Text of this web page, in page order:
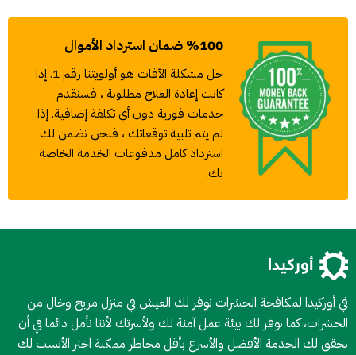
%100 ضمان استرداد الأموال
حل مشكلة الآفات هو أولويتنا رقم 1. إذا
كانت إعادة العلاج مطلوبة ، فسنقدم
خدمات فورية دون أي تكلفة إضافية. إذا
لم يتم تلبية توقعاتك ، فنحن نضمن لك
استرداد كامل مدفوعات الخدمة الخاصة
بك.
في أوركيدا لمكافحة الحشرات نوفر لك العيش في منزل مريح وخال من
الحشرات، كما نوفر لك بيئة عمل آمنة لك ولأسرتك لأننا نأمل دائما في أن
نحقق لك الحدمة الأفضل والأسرع بأقل مخاطر ممكنة اختر الأنسب لك